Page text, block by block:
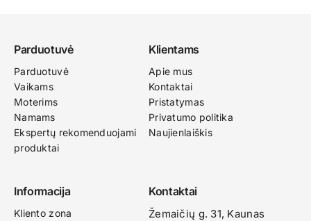
Parduotuvė
Parduotuvė
Vaikams
Moterims
Namams
Ekspertų rekomenduojami
produktai
Klientams
Apie mus
Kontaktai
Pristatymas
Privatumo politika
Naujienlaiškis
Informacija
Kliento zona
Kontaktai
Žemaičių g. 31, Kaunas​